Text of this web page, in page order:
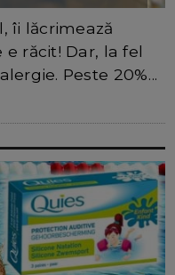
îi lăcrimează
e răcit! Dar, la fel
Peste 20%...